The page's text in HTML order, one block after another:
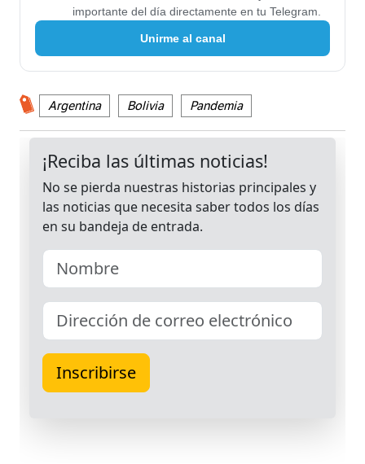
importante del día directamente en tu Telegram.
Unirme al canal
Argentina Bolivia Pandemia